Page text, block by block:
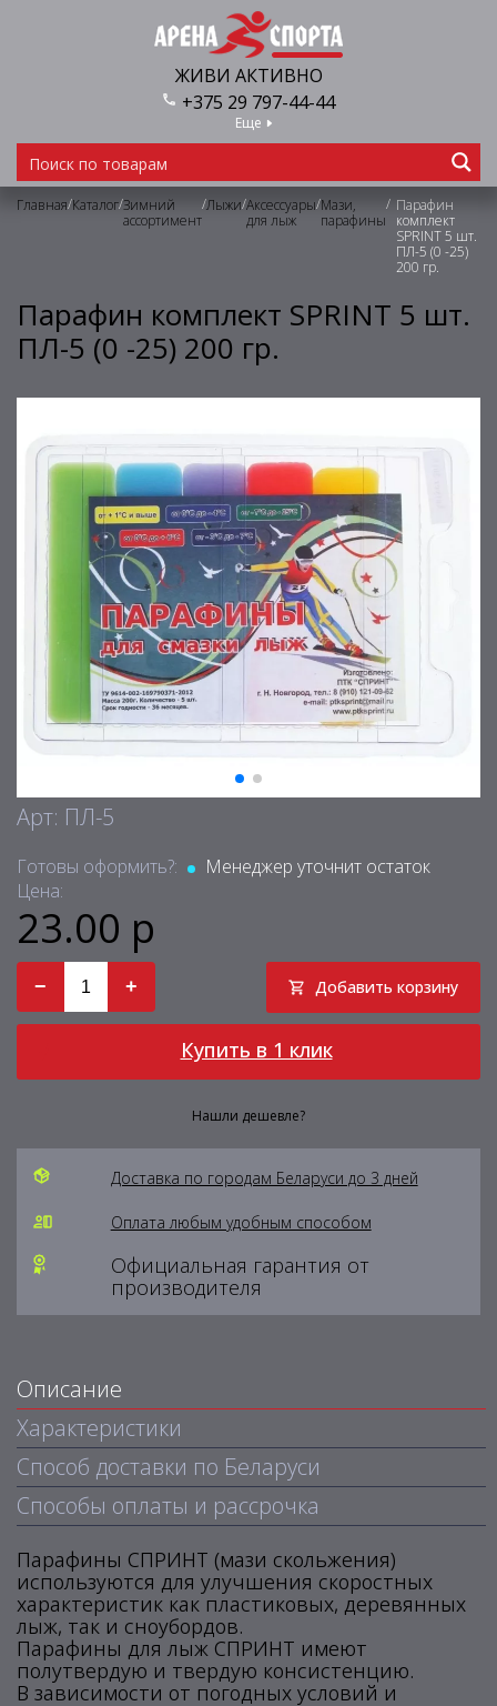
ЖИВИ АКТИВНО
+375 29 797-44-44
Еще
Главная/Каталог/Зимний
ассортимент
/Лыжи/Аксессуары
для лыж
/Мази,
парафины
/ Парафин
комплект
SPRINT 5 шт.
ПЛ-5 (0 -25)
200 гр.
Парафин комплект SPRINT 5 шт.
ПЛ-5 (0 -25) 200 гр.
Арт: ПЛ-5
Готовы оформить?:
Менеджер уточнит остаток
Цена:
23.00 р
− + Добавить корзину
Купить в 1 клик
Нашли дешевле?
Доставка по городам Беларуси до 3 дней
Оплата любым удобным способом
Официальная гарантия от
производителя
Описание
Характеристики
Способ доставки по Беларуси
Способы оплаты и рассрочка
Парафины СПРИНТ (мази скольжения)
используются для улучшения скоростных
характеристик как пластиковых, деревянных
лыж, так и сноубордов.
Парафины для лыж СПРИНТ имеют
полутвердую и твердую консистенцию.
В зависимости от погодных условий и